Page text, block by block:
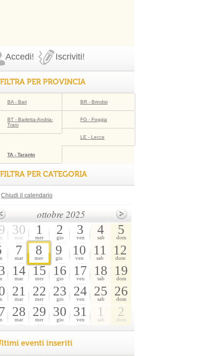
Accedi! Iscriviti!
FILTRA PER PROVINCIA
BA - Bari BR - Brindisi
BT - Barletta-Andria-
Trani
FG - Foggia
LE - Lecce
TA - Taranto
FILTRA PER CATEGORIA
Chiudi il calendario
ottobre 2025
30
mar
1
mer
2
gio
3
ven
4
sab
5
dom
7
mar
8
mer
9
gio
10
ven
11
sab
12
dom
14
mar
15
mer
16
gio
17
ven
18
sab
19
dom
21
mar
22
mer
23
gio
24
ven
25
sab
26
dom
28
mar
29
mer
30
gio
31
ven
1
sab
2
dom
eventi inseriti